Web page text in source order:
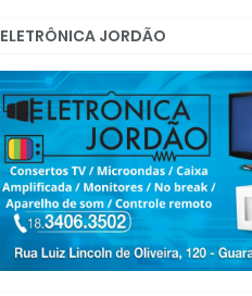
ELETRÔNICA JORDÃO